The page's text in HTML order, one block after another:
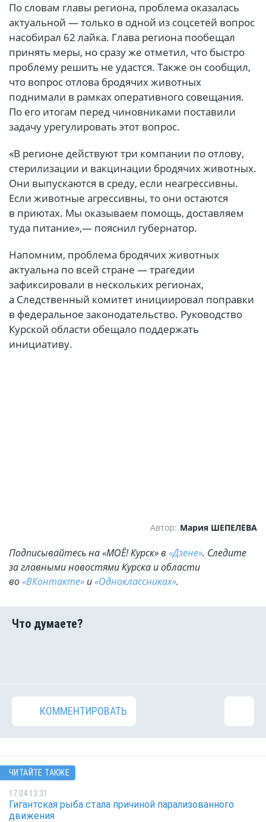
По словам главы региона, проблема оказалась
актуальной — только в одной из соцсетей вопрос
насобирал 62 лайка. Глава региона пообещал
принять меры, но сразу же отметил, что быстро
проблему решить не удастся. Также он сообщил,
что вопрос отлова бродячих животных
поднимали в рамках оперативного совещания.
По его итогам перед чиновниками поставили
задачу урегулировать этот вопрос.
«В регионе действуют три компании по отлову,
стерилизации и вакцинации бродячих животных.
Они выпускаются в среду, если неагрессивны.
Если животные агрессивны, то они остаются
в приютах. Мы оказываем помощь, доставляем
туда питание»,— пояснил губернатор.
Напомним, проблема бродячих животных
актуальна по всей стране — трагедии
зафиксировали в нескольких регионах,
а Следственный комитет инициировал поправки
в федеральное законодательство. Руководство
Курской области обещало поддержать
инициативу.
Автор: Мария ШЕПЕЛЕВА
Подписывайтесь на «МОЁ! Курск» в «Дзене». Cледите
за главными новостями Курска и области
во«ВКонтакте» и«Одноклассниках».
КОММЕНТИРОВАТЬ
ЧИТАЙТЕ ТАКЖЕ
17.04 13:31
Гигантская рыба стала причиной парализованного
движения